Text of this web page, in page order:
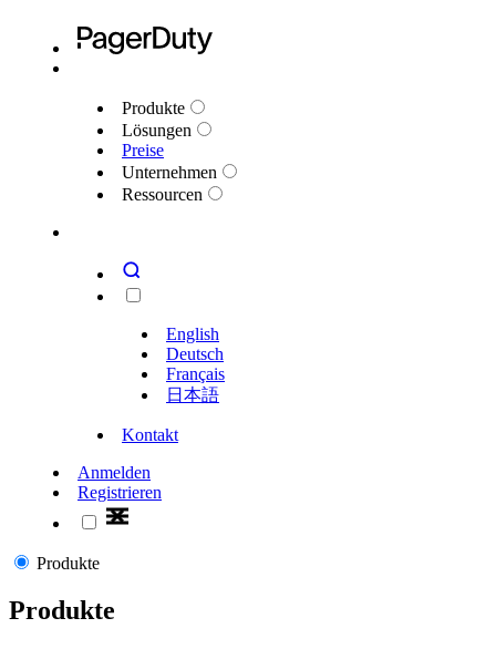
Produkte
Lösungen
Preise
Unternehmen
Ressourcen
English
Deutsch
Français
日本語
Kontakt
Anmelden
Registrieren
Produkte
Produkte